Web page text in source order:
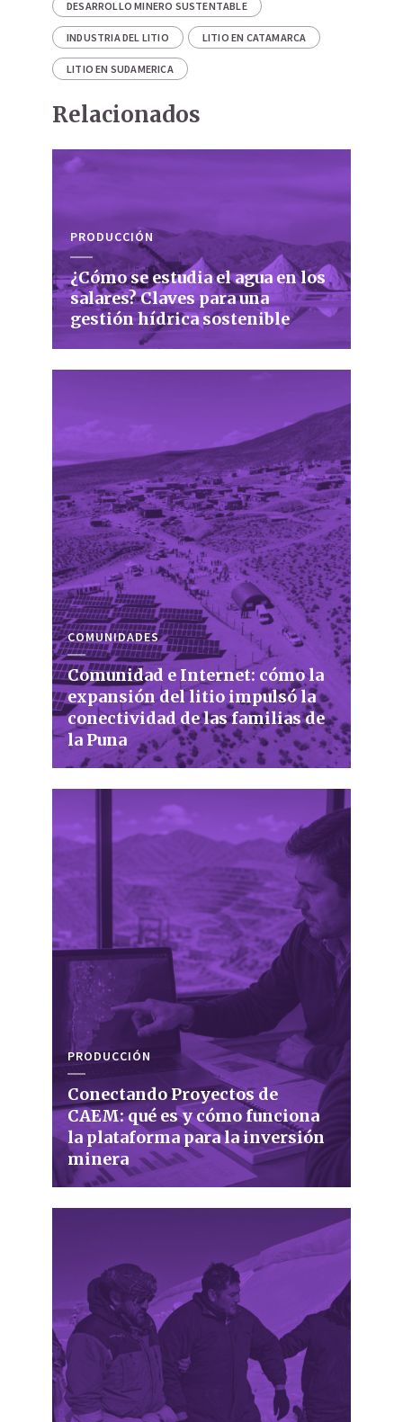
DESARROLLO MINERO SUSTENTABLE
INDUSTRIA DEL LITIO LITIO EN CATAMARCA
LITIO EN SUDAMERICA
Relacionados
PRODUCCIÓN
¿Cómo se estudia el agua en los
salares? Claves para una
gestión hídrica sostenible
COMUNIDADES
Comunidad e Internet: cómo la
expansión del litio impulsó la
conectividad de las familias de
la Puna
PRODUCCIÓN
Conectando Proyectos de
CAEM: qué es y cómo funciona
la plataforma para la inversión
minera